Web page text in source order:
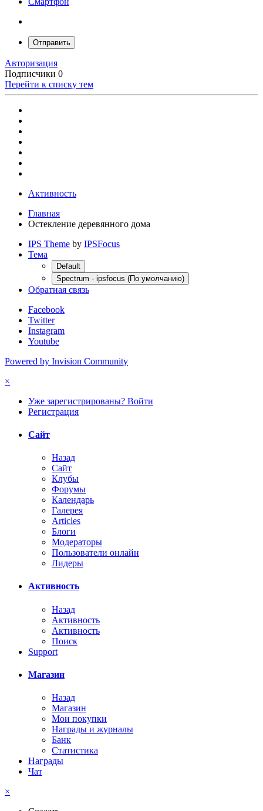
Отправить
Авторизация
Подписчики 0
Перейти к списку тем
Активность
Главная
Остекление деревянного дома
IPS Theme by IPSFocus
Тема
Default
Spectrum - ipsfocus (По умолчанию)
Обратная связь
Facebook
Twitter
Instagram
Youtube
Powered by Invision Community
×
Уже зарегистрированы? Войти
Регистрация
Сайт
Назад
Сайт
Клубы
Форумы
Календарь
Галерея
Articles
Блоги
Модераторы
Пользователи онлайн
Лидеры
Активность
Назад
Активность
Активность
Поиск
Support
Магазин
Назад
Магазин
Мои покупки
Награды и журналы
Банк
Статистика
Награды
Чат
×